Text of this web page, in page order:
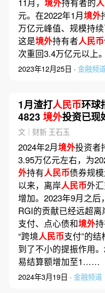
元。在2022年1月境外
万亿元峰值、规模持
这是境外持有者人民币
次重回3.4万亿元以
2023年12月25日 · 金融频
1月渣打人民币环球
4823 境外投资已现
文｜财新 王石玉
2024年2月境外投资者
3.95万亿元左右，为
外持有人民币债券规
以来，离岸人民币外
增加。2023年9月之后
RGI的贡献已经远超离
支付、点心债和境外
“跨境人民币支付”的
到了不小的提振作用。
易结算额增加至1……
2024年3月19日 · 金融频道